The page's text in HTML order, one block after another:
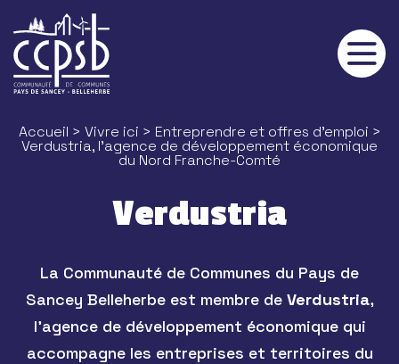
Accueil > Vivre ici > Entreprendre et offres d'emploi >
Verdustria, l’agence de développement économique
du Nord Franche-Comté
Verdustria
La Communauté de Communes du Pays de
Sancey Belleherbe est membre de Verdustria,
l’agence de développement économique qui
accompagne les entreprises et territoires du
Panneau de gestion des cookies